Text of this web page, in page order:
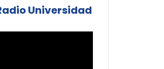
Universidad